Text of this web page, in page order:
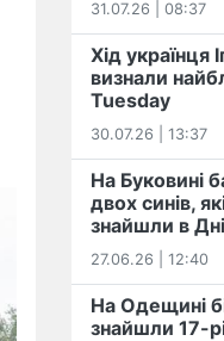
31.07.26 | 08:37
Хід українця
визнали
Tuesday
30.07.26 | 13:37
На Буковині
двох синів,
знайшли в
27.06.26 | 12:40
На Одещині
знайшли 17-